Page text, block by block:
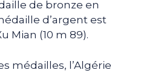
de bronze en
d’argent est
Mian (10 m 89).
médailles, l’Algérie